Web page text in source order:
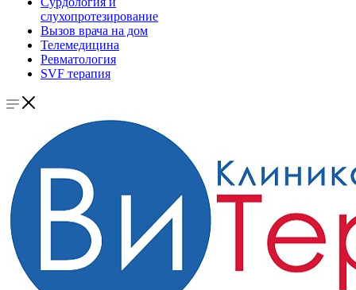
слухопротезирование
Вызов врача на дом
Телемедицина
Ревматология
SVF терапия